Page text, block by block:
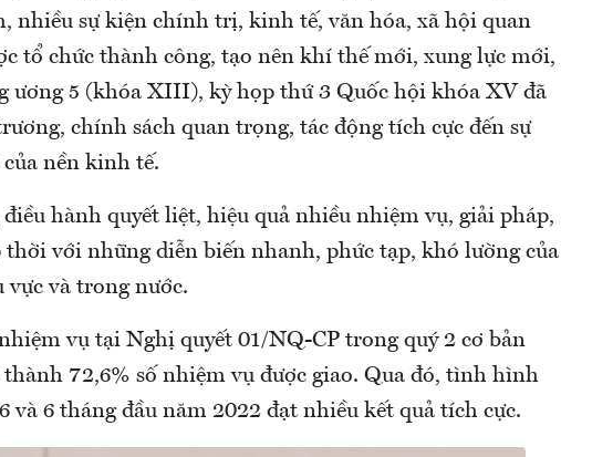
nhiều sự kiện chính trị, kinh tế, văn hóa, xã hội quan
tổ chức thành công, tạo nên khí thế mới, xung lực mới,
ương 5 (khóa XIII), kỳ họp thứ 3 Quốc hội khóa XV đã
chính sách quan trọng, tác động tích cực đến sự
nền kinh tế.
hành quyết liệt, hiệu quả nhiều nhiệm vụ, giải pháp,
với những diễn biến nhanh, phức tạp, khó lường của
và trong nước.
vụ tại Nghị quyết 01/NQ-CP trong quý 2 cơ bản
thành 72,6% số nhiệm vụ được giao. Qua đó, tình hình
và 6 tháng đầu năm 2022 đạt nhiều kết quả tích cực.